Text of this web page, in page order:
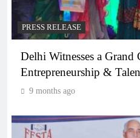
PRESS RELEASE
Delhi Witnesses a
Entrepreneurship &
9 months ago